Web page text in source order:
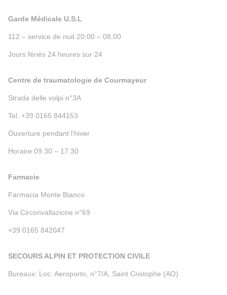
Garde Médicale U.S.L
112 – service de nuit 20.00 – 08.00
Jours fériés 24 heures sur 24
Centre de traumatologie de Courmayeur
Strada delle volpi n°3A
Tel. +39 0165 844153
Ouverture pendant l’hiver
Horaire 09.30 – 17.30
Farmacie
Farmacia Monte Bianco
Via Circonvallazione n°69
+39 0165 842047
SECOURS ALPIN ET PROTECTION CIVILE
Bureaux: Loc. Aeroporto, n°7/A, Saint Cristophe (AO)